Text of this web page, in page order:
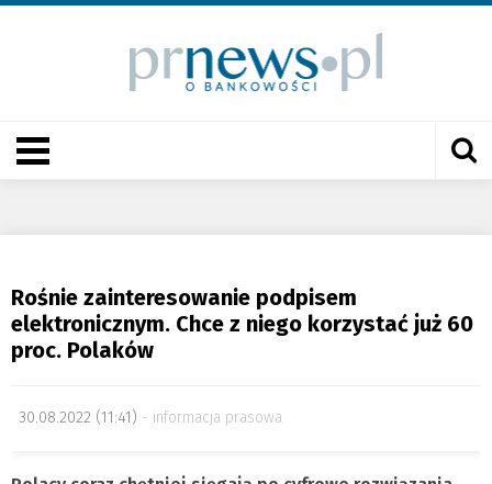
Rośnie zainteresowanie podpisem
elektronicznym. Chce z niego korzystać już 60
proc. Polaków
30.08.2022 (11:41) informacja prasowa